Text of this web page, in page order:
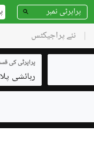
نئے پراجیکٹس
پراپرٹی کی
رہائشی